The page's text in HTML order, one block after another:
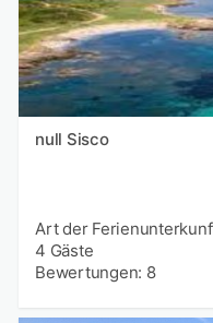
null Sisco
Art der
4 Gäste
Bewertungen: 8